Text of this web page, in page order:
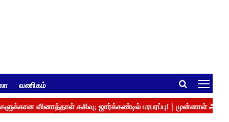
வணிகம்